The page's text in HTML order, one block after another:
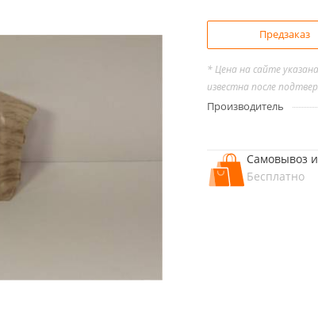
Предзаказ
* Цена на сайте
известна после
Производитель
Самовывоз
Бесплатно